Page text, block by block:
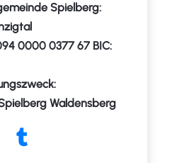
Spielberg:
0000 0377 67 BIC:
Waldensberg